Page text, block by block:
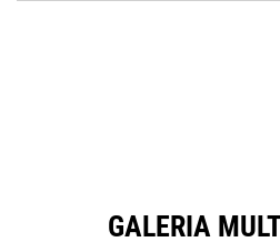
GALERIA